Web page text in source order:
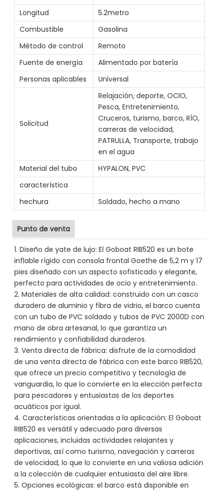
Longitud
5.2metro
Combustible
Gasolina
Método de control
Remoto
Fuente de energía
Alimentado por batería
Personas aplicables
Universal
Solicitud
Relajación, deporte, OCIO,
Pesca, Entretenimiento,
Cruceros, turismo, barco, RÍO,
carreras de velocidad,
PATRULLA, Transporte, trabajo
en el agua
Material del tubo
HYPALON, PVC
característica
hechura
Soldado, hecho a mano
Punto de venta
1. Diseño de yate de lujo: El Goboat RIB520 es un bote
inflable rígido con consola frontal Goethe de 5,2 m y 17
pies diseñado con un aspecto sofisticado y elegante,
perfecto para actividades de ocio y entretenimiento.
2. Materiales de alta calidad: construido con un casco
duradero de aluminio y fibra de vidrio, el barco cuenta
con un tubo de PVC soldado y tubos de PVC 2000D con
mano de obra artesanal, lo que garantiza un
rendimiento y confiabilidad duraderos.
3. Venta directa de fábrica: disfrute de la comodidad
de una venta directa de fábrica con este barco RIB520,
que ofrece un precio competitivo y tecnología de
vanguardia, lo que lo convierte en la elección perfecta
para pescadores y entusiastas de los deportes
acuáticos por igual.
4. Características orientadas a la aplicación: El Goboat
RIB520 es versátil y adecuado para diversas
aplicaciones, incluidas actividades relajantes y
deportivas, así como turismo, navegación y carreras
de velocidad, lo que lo convierte en una valiosa adición
a la colección de cualquier entusiasta del aire libre.
5. Opciones ecológicas: el barco está disponible en